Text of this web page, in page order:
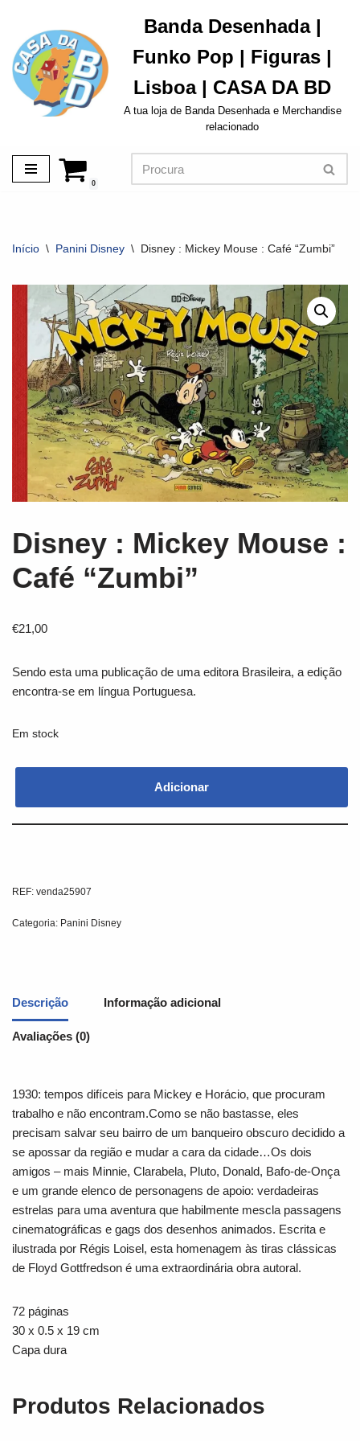
Avançar
para
o
conteúdo
Banda Desenhada |
Funko Pop | Figuras |
Lisboa | CASA DA BD
A tua loja de Banda Desenhada e Merchandise
relacionado
0
Início \ Panini Disney \ Disney : Mickey Mouse : Café “Zumbi”
Disney : Mickey Mouse :
Café “Zumbi”
€21,00
Sendo esta uma publicação de uma editora Brasileira, a edição
encontra-se em língua Portuguesa.
Em stock
Adicionar
REF: venda25907
Categoria: Panini Disney
Descrição Informação adicional
Avaliações (0)
1930: tempos difíceis para Mickey e Horácio, que procuram
trabalho e não encontram.Como se não bastasse, eles
precisam salvar seu bairro de um banqueiro obscuro decidido a
se apossar da região e mudar a cara da cidade…Os dois
amigos – mais Minnie, Clarabela, Pluto, Donald, Bafo-de-Onça
e um grande elenco de personagens de apoio: verdadeiras
estrelas para uma aventura que habilmente mescla passagens
cinematográficas e gags dos desenhos animados. Escrita e
ilustrada por Régis Loisel, esta homenagem às tiras clássicas
de Floyd Gottfredson é uma extraordinária obra autoral.
72 páginas
30 x 0.5 x 19 cm
Capa dura
Produtos Relacionados